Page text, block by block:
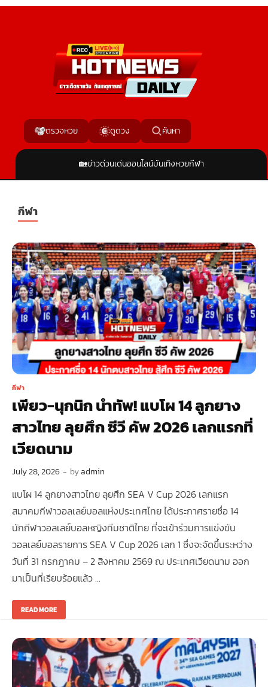
ตรวจหวย ดูดวง ค้นหา
🏡ข่าวด่วนเด่นออนไลน์บันเทิงหวยกีฬา
กีฬา
กีฬา
เพียว-นุกนิก นำทัพ! แบโผ 14 ลูกยาง
สาวไทย ลุยศึก ซีวี คัพ 2026 เลกแรกที่
เวียดนาม
July 28, 2026 - byadmin
แบโผ 14 ลูกยางสาวไทย ลุยศึก SEA V Cup 2026 เลกแรก
สมาคมกีฬาวอลเลย์บอลแห่งประเทศไทย ได้ประกาศรายชื่อ 14
นักกีฬาวอลเลย์บอลหญิงทีมชาติไทย ที่จะเข้าร่วมการแข่งขัน
วอลเลย์บอลรายการ SEA V Cup 2026 เลก 1 ซึ่งจะจัดขึ้นระหว่าง
วันที่ 31 กรกฎาคม – 2 สิงหาคม 2569 ณ ประเทศเวียดนาม ออก
มาเป็นที่เรียบร้อยแล้ว …
READ MORE